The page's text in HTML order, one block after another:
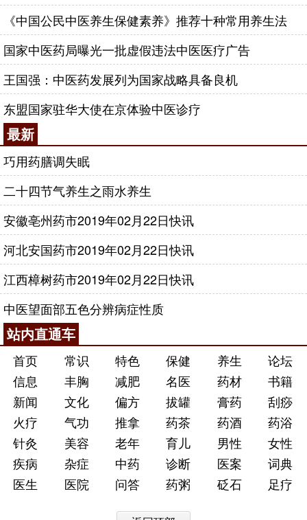
《中国公民中医养生保健素养》推荐十种常用养生法
国家中医药局曝光一批虚假违法中医医疗广告
王国强：中医药发展列为国家战略具备良机
东盟国家驻华大使在京体验中医诊疗
最新
巧用药膳调失眠
二十四节气养生之雨水养生
安徽亳州药市2019年02月22日快讯
河北安国药市2019年02月22日快讯
江西樟树药市2019年02月22日快讯
中医望面部五色分辨病症性质
站内直通车
首页 常识 特色 保健 养生
论坛
信息
丰胸 减肥 名医 药材
书籍
新闻
文化 偏方 拔罐 膏药
刮痧
火疗
气功 推拿 药茶 药酒
药浴
针灸
美容 老年 育儿 男性
女性
疾病
杂症 中药 诊断 医案
词典
医生
医院 问答 药粥 砭石 足疗